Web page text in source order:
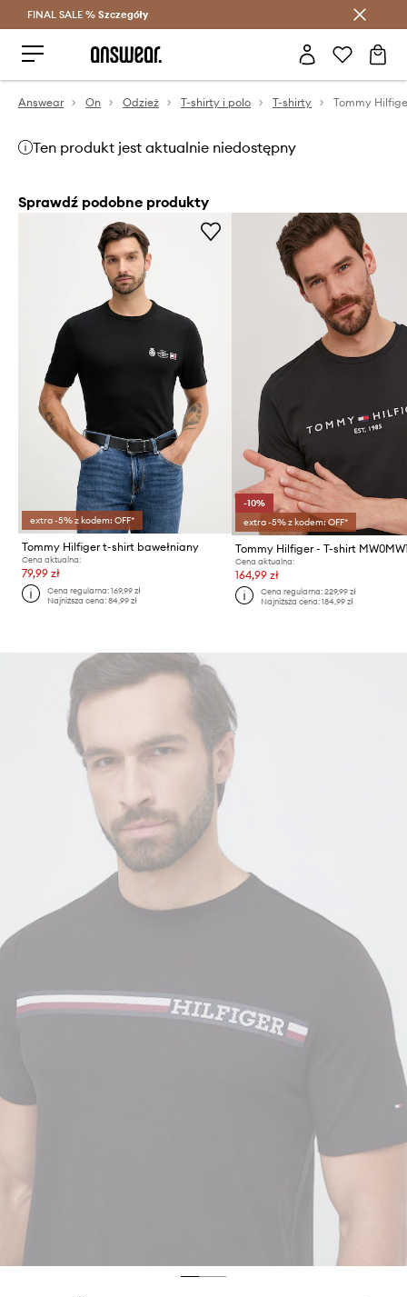
Oszczędzaj z Answear Club >
FINAL SALE % Szczegóły
Answear On Odzież T-shirty i polo T-shirty Tommy
Ten produkt jest aktualnie niedostępny
Sprawdź podobne produkty
extra -5% z kodem: OFF*
Tommy Hilfiger t-shirt bawełniany
Cena aktualna:
79,99 zł
Cena regularna:169,99 zł
Najniższa cena:84,99 zł
-10%
extra -5% z kodem: OFF*
Tommy Hilfiger - T-shirt
Cena aktualna:
164,99 zł
Cena regularna: 229,99 zł
Najniższa cena: 184,99 zł